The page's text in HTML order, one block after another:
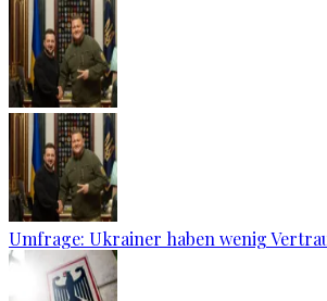
Umfrage: Ukrainer haben wenig